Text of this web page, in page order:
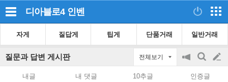
디아블로4 인벤
자게 질답게 팁게 단품거래 일반거래
질문과 답변 게시판 전체보기
공
검
색
글
내글 내 댓글 10추글 인증글